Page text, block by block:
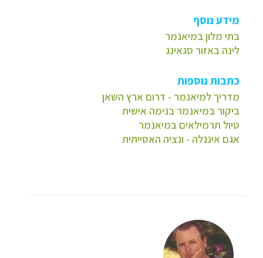
מידע נוסף
בתי מלון במיאנמר
לינה באזור סגאינג
כתבות נוספות
מדריך למיאנמר - דרום ארץ השאן
ביקור במיאנמר בנימה אישית
טיול תרמילאים במיאנמר
אגם איננלה - ונציה האסייתית